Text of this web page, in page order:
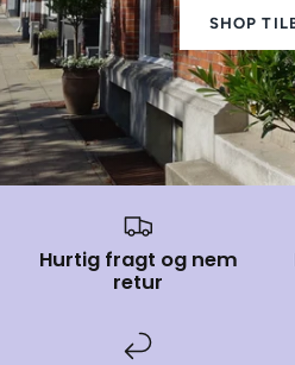
SHOP
Hurtig fragt og nem
retur